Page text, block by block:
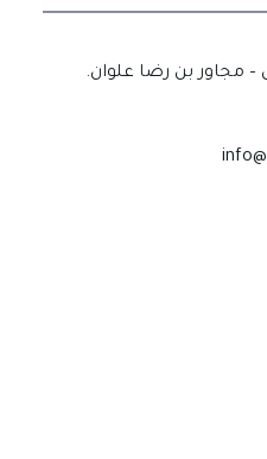
– مجاور بن رضا علوان.